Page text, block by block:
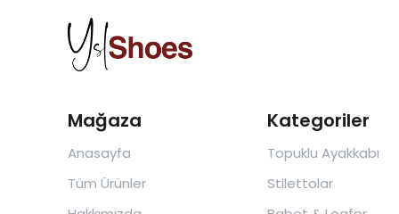
Mağaza
Anasayfa
Tüm Ürünler
Kategoriler
Topuklu Ayakkabı
Stilettolar